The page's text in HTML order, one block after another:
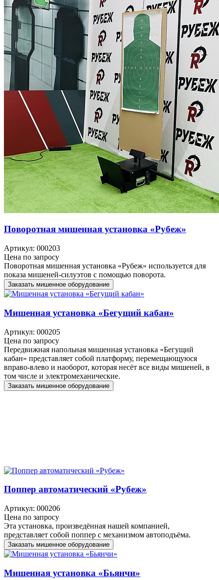
Поворотная мишенная установка «Рубеж»
Артикул: 000203
Цена по запросу
Поворотная мишенная установка «Рубеж» используется для
показа мишеней-силуэтов с помощью поворота.
Заказать мишенное оборудование
Мишенная установка «Бегущий кабан»
Артикул: 000205
Цена по запросу
Передвижная напольная мишенная установка «Бегущий
кабан» представляет собой платформу, перемещающуюся
вправо-влево и наоборот, которая несёт все виды мишеней, в
том числе и электромеханические.
Заказать мишенное оборудование
Поппер автоматический «Рубеж»
Артикул: 000206
Цена по запросу
Эта установка, произведённая нашей компанией,
представляет собой поппер с механизмом автоподъёма.
Заказать мишенное оборудование
Мишенная установка «Бьянчи»